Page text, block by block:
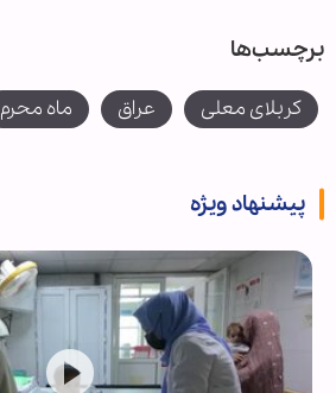
برچسب‌ها
کربلای معلی عراق ماه محرم
پیشنهاد ویژه